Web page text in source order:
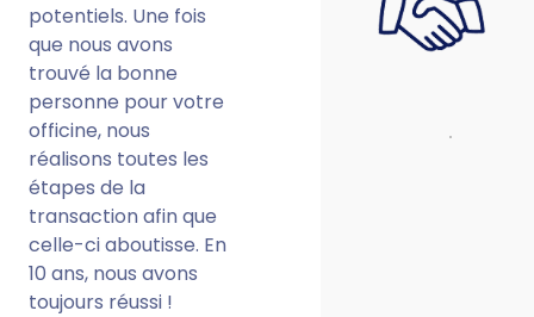
potentiels. Une fois
que nous avons
trouvé la bonne
personne pour votre
officine, nous
réalisons toutes les
étapes de la
transaction afin que
celle-ci aboutisse. En
10 ans, nous avons
toujours réussi !